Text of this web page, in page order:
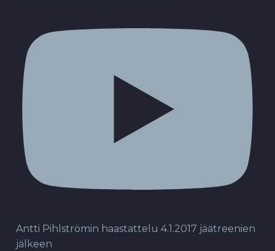
Antti Pihlströmin haastattelu 4.1.2017 jäätreenien
jälkeen